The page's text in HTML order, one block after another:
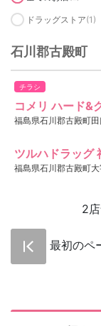
ドラッグストア(1)
石川郡古殿町
チラシ
コメリ ハード&
福島県石川郡古殿町
ツルハドラッグ
福島県石川郡古殿町
2
最初のペ